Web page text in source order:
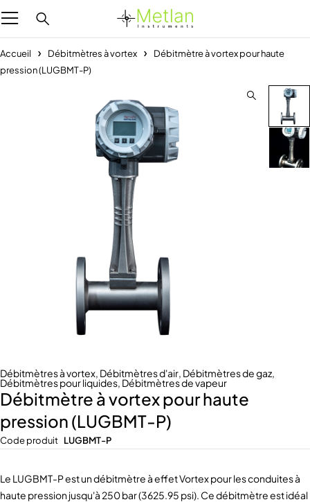
Accueil Débitmètres à vortex
Débitmètre à vortex pour haute
pression (LUGBMT-P)
Débitmètres à vortex, Débitmètres d'air, Débitmètres de gaz,
Débitmètres pour liquides, Débitmètres de vapeur
Débitmètre à vortex pour haute
pression (LUGBMT-P)
Code produit LUGBMT-P
Le LUGBMT-P est un débitmètre à effet Vortex pour les conduites à
haute pression jusqu'à 250 bar (3625.95 psi). Ce débitmètre est idéal